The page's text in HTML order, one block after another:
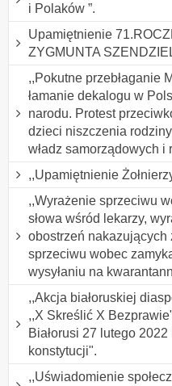
i Polaków ”.
Upamiętnienie
ZYGMUNTA
,,Pokutne przebłaganie
łamanie dekalogu w
narodu. Protest
dzieci niszczenia
władz samorządowych i
,,Upamiętnienie
,,Wyrażenie sprzeciwu
słowa wśród lekarzy,
obostrzeń
sprzeciwu wobec
wysyłaniu na
,,Akcja białoruskiej
,,X Skreślić X
Białorusi 27 lutego
konstytucji".
,,Uświadomienie